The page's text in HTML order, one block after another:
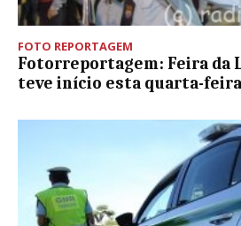
FOTO REPORTAGEM
Fotorreportagem: Feira da
teve início esta quarta-feira